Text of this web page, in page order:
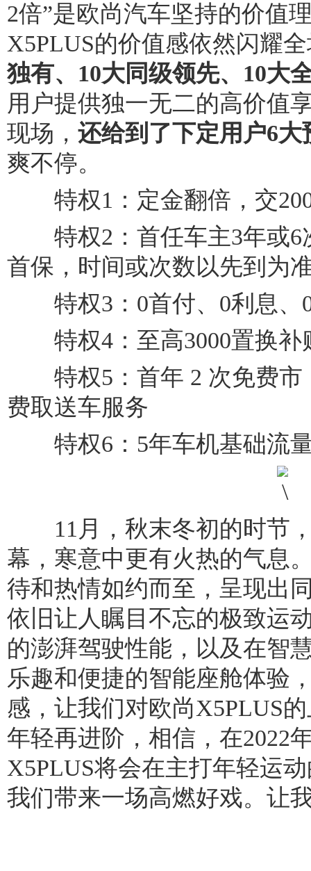
2倍”是欧尚汽车坚持的价值
X5PLUS的价值感依然闪耀
独有、10大同级领先、10大
用户提供独一无二的高价值
现场， 还给到了下定用户6大
爽不停。
特权1：定金翻倍，交
特权2：首任车主3年或6
首保，时间或次数以先到为
特权3：0首付、0利息、0
特权4：至高3000置换补
特权5：首年 2 次免费市
费取送车服务
特权6：5年车机基础流
11月，秋末冬初的时节，
幕，寒意中更有火热的气息
待和热情如约而至，呈现出
依旧让人瞩目不忘的极致运
的澎湃驾驶性能，以及在智
乐趣和便捷的智能座舱体验
感，让我们对欧尚X5PLUS
年轻再进阶，相信，在2022
X5PLUS将会在主打年轻运
我们带来一场高燃好戏。让